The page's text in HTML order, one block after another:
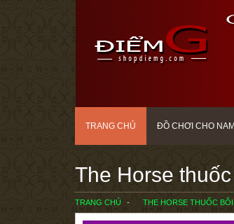
TRANG CHỦ ĐỒ CHƠI CHO NAM
The Horse
TRANG CHỦ THE HORSE THUỐC